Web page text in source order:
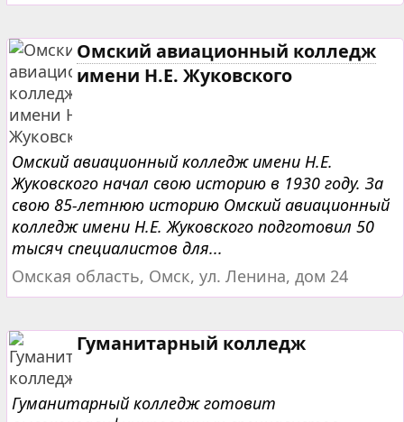
Омский авиационный колледж
имени Н.Е. Жуковского
Омский авиационный колледж имени Н.Е.
Жуковского начал свою историю в 1930 году. За
свою 85-летнюю историю Омский авиационный
колледж имени Н.Е. Жуковского подготовил 50
тысяч специалистов для...
Омская область, Омск, ул. Ленина, дом 24
Гуманитарный колледж
Гуманитарный колледж готовит